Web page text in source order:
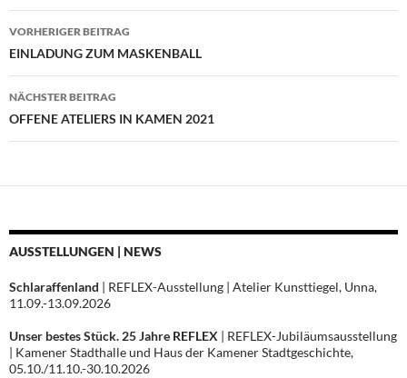
Beitragsnavigation
VORHERIGER BEITRAG
EINLADUNG ZUM MASKENBALL
NÄCHSTER BEITRAG
OFFENE ATELIERS IN KAMEN 2021
AUSSTELLUNGEN | NEWS
Schlaraffenland | REFLEX-Ausstellung | Atelier Kunsttiegel, Unna,
11.09.-13.09.2026
Unser bestes Stück. 25 Jahre REFLEX | REFLEX-Jubiläumsausstellung
| Kamener Stadthalle und Haus der Kamener Stadtgeschichte,
05.10./11.10.-30.10.2026